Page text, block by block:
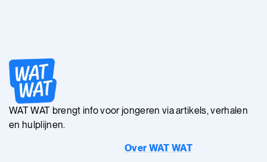
WAT WAT brengt info voor jongeren via artikels, verhalen
en hulplijnen.
Over WAT WAT